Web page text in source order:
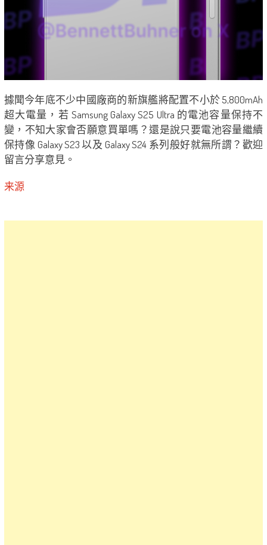
據聞今年底不少中國廠商的新旗艦將配置不小於 5,800mAh
超大電量，若 Samsung Galaxy S25 Ultra 的電池容量保持不
變，不知大家會否願意買單嗎？還是說只要電池容量繼續
保持像 Galaxy S23 以及 Galaxy S24 系列般好就無所謂？歡迎
留言分享意見。
来源